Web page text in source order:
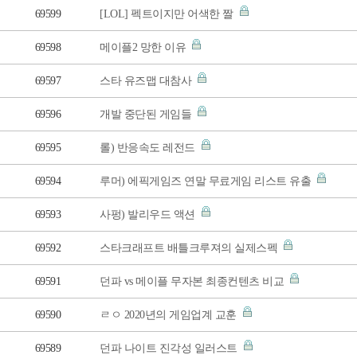
69599 [LOL] 펙트이지만 어색한 짤
69598 메이플2 망한 이유
69597 스타 유즈맵 대참사
69596 개발 중단된 게임들
69595 롤) 반응속도 레전드
69594 루머) 에픽게임즈 연말 무료게임 리스트 유출
69593 사펑) 발리우드 액션
69592 스타크래프트 배틀크루져의 실제스펙
69591 던파 vs 메이플 무자본 최종컨텐츠 비교
69590 ㄹㅇ 2020년의 게임업계 교훈
69589 던파 나이트 진각성 일러스트